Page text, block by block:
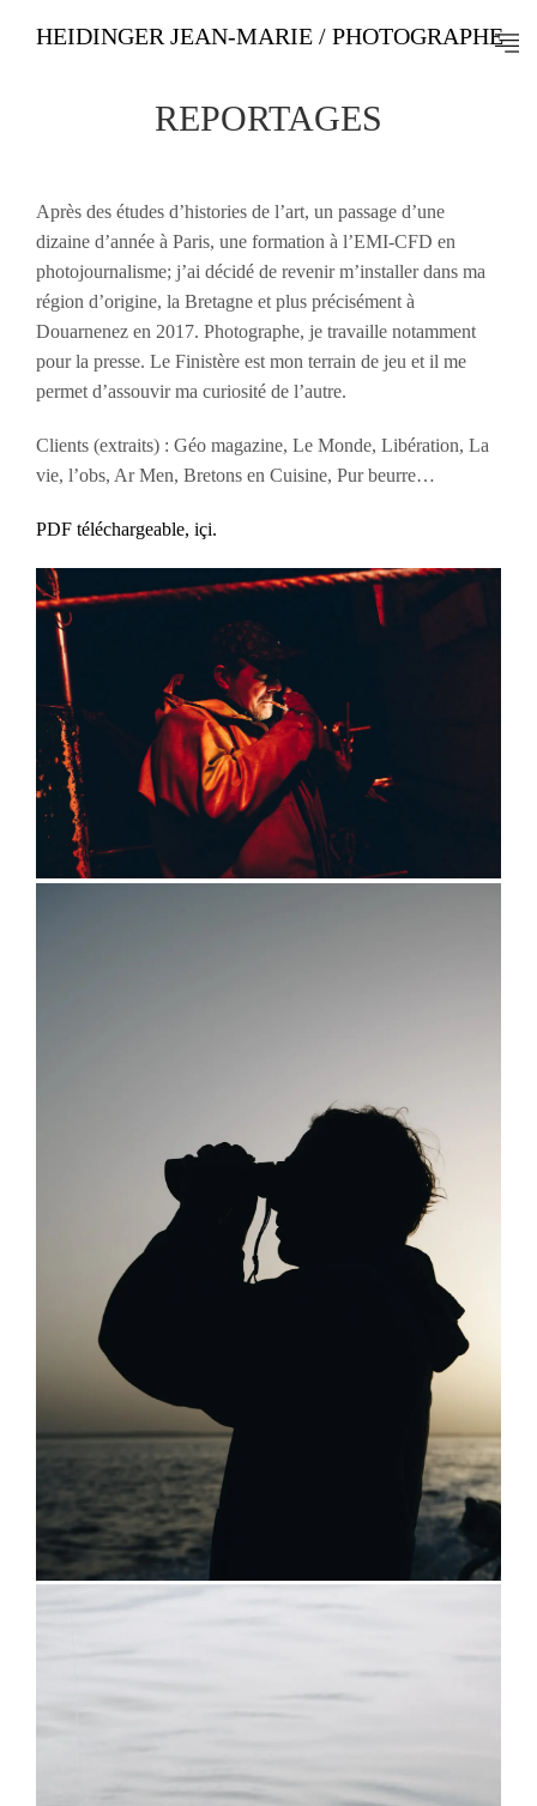
HEIDINGER JEAN-MARIE / PHOTOGRAPHE
REPORTAGES
Après des études d’histories de l’art, un passage d’une
dizaine d’année à Paris, une formation à l’EMI-CFD en
photojournalisme; j’ai décidé de revenir m’installer dans ma
région d’origine, la Bretagne et plus précisément à
Douarnenez en 2017. Photographe, je travaille notamment
pour la presse. Le Finistère est mon terrain de jeu et il me
permet d’assouvir ma curiosité de l’autre.
Clients (extraits) : Géo magazine, Le Monde, Libération, La
vie, l’obs, Ar Men, Bretons en Cuisine, Pur beurre…
PDF téléchargeable, içi.